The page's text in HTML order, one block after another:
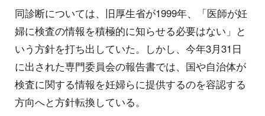
同診断については、旧厚生省が1999年、「医師が妊
婦に検査の情報を積極的に知らせる必要はない」と
いう方針を打ち出していた。しかし、今年3月31日
に出された専門委員会の報告書では、国や自治体が
検査に関する情報を妊婦らに提供するのを容認する
方向へと方針転換している。